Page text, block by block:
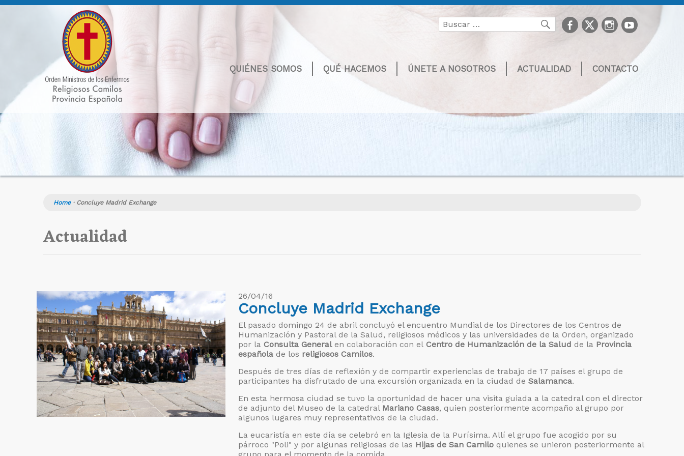
Buscar
por:
Buscarfacebook
TwitterInstagram
youtube
QUIÉNES SOMOS QUÉ HACEMOS ÚNETE A NOSOTROS ACTUALIDAD CONTACTO
Home· Concluye Madrid Exchange
Actualidad
26/04/16
Concluye Madrid Exchange
El pasado domingo 24 de abril concluyó el encuentro Mundial de los Directores de los Centros de
Humanización y Pastoral de la Salud, religiosos médicos y las universidades de la Orden, organizado
por la Consulta Generalen colaboración con el Centro de Humanización de la Salud de la Provincia
española de los religiosos Camilos.
Después de tres días de reflexión y de compartir experiencias de trabajo de 17 países el grupo de
participantes ha disfrutado de una excursión organizada en la ciudad de Salamanca.
En esta hermosa ciudad se tuvo la oportunidad de hacer una visita guiada a la catedral con el director
de adjunto del Museo de la catedral Mariano Casas, quien posteriormente acompaño al grupo por
algunos lugares muy representativos de la ciudad.
La eucaristía en este día se celebró en la Iglesia de la Purísima. Allí el grupo fue acogido por su
párroco "Poli" y por algunas religiosas de las Hijas de San Camilo quienes se unieron posteriormente al